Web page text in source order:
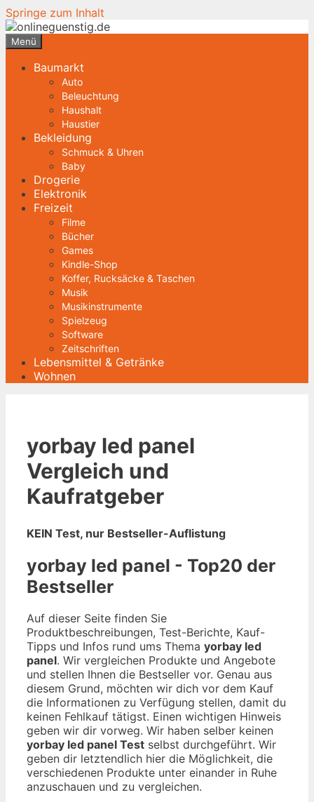
Springe zum Inhalt
Menü
Baumarkt
Auto
Beleuchtung
Haushalt
Haustier
Bekleidung
Schmuck & Uhren
Baby
Drogerie
Elektronik
Freizeit
Filme
Bücher
Games
Kindle-Shop
Koffer, Rucksäcke & Taschen
Musik
Musikinstrumente
Spielzeug
Software
Zeitschriften
Lebensmittel & Getränke
Wohnen
yorbay led panel
Vergleich und
Kaufratgeber
KEIN Test, nur Bestseller-Auflistung
yorbay led panel - Top20 der
Bestseller
Auf dieser Seite finden Sie
Produktbeschreibungen, Test-Berichte, Kauf-
Tipps und Infos rund ums Thema yorbay led
panel. Wir vergleichen Produkte und Angebote
und stellen Ihnen die Bestseller vor. Genau aus
diesem Grund, möchten wir dich vor dem Kauf
die Informationen zu Verfügung stellen, damit du
keinen Fehlkauf tätigst. Einen wichtigen Hinweis
geben wir dir vorweg. Wir haben selber keinen
yorbay led panel Test selbst durchgeführt. Wir
geben dir letztendlich hier die Möglichkeit, die
verschiedenen Produkte unter einander in Ruhe
anzuschauen und zu vergleichen.